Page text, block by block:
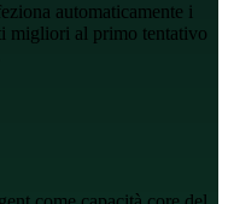
automaticamente i
migliori al primo tentativo